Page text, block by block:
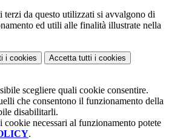
terzi da questo utilizzati si avvalgono di
ed utili alle finalità illustrate nella
i cookies Accetta tutti i cookies
scegliere quali cookie consentire.
che consentono il funzionamento della
disabilitarli.
cookie necessari al funzionamento potete
.